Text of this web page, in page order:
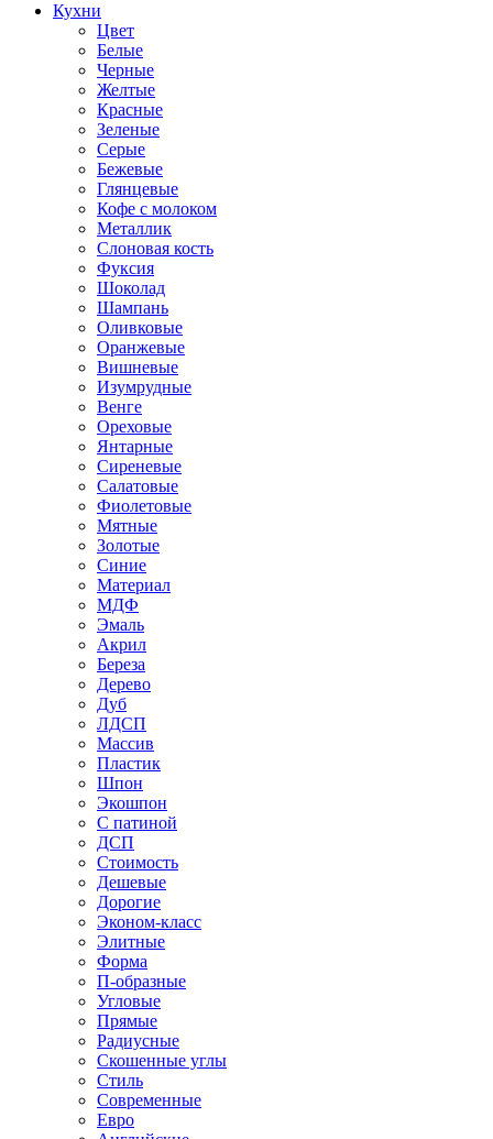
Кухни
Цвет
Белые
Черные
Желтые
Красные
Зеленые
Серые
Бежевые
Глянцевые
Кофе с молоком
Металлик
Слоновая кость
Фуксия
Шоколад
Шампань
Оливковые
Оранжевые
Вишневые
Изумрудные
Венге
Ореховые
Янтарные
Сиреневые
Салатовые
Фиолетовые
Мятные
Золотые
Синие
Материал
МДФ
Эмаль
Акрил
Береза
Дерево
Дуб
ЛДСП
Массив
Пластик
Шпон
Экошпон
С патиной
ДСП
Стоимость
Дешевые
Дорогие
Эконом-класс
Элитные
Форма
П-образные
Угловые
Прямые
Радиусные
Скошенные углы
Стиль
Современные
Евро